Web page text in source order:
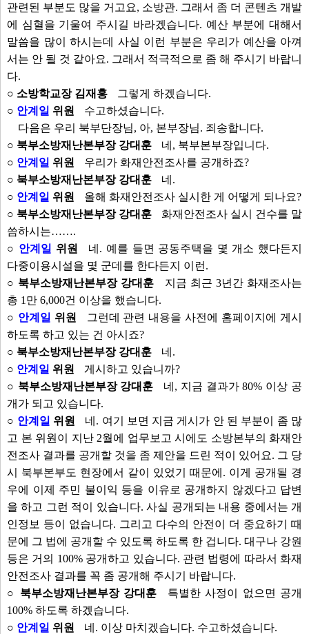
관련된 부분도 많을 거고요, 소방관. 그래서 좀 더 콘텐츠 개발
에 심혈을 기울여 주시길 바라겠습니다. 예산 부분에 대해서
말씀을 많이 하시는데 사실 이런 부분은 우리가 예산을 아껴
서는 안 될 것 같아요. 그래서 적극적으로 좀 해 주시기 바랍니
다.
○ 소방학교장 김재홍
그렇게 하겠습니다.
○ 안계일 위원
수고하셨습니다.
다음은 우리 북부단장님, 아, 본부장님. 죄송합니다.
○ 북부소방재난본부장 강대훈
네, 북부본부장입니다.
○ 안계일 위원
우리가 화재안전조사를 공개하죠?
○ 북부소방재난본부장 강대훈
네.
○ 안계일 위원
올해 화재안전조사 실시한 게 어떻게 되나요?
○ 북부소방재난본부장 강대훈
화재안전조사 실시 건수를 말
씀하시는…….
○ 안계일 위원
네. 예를 들면 공동주택을 몇 개소 했다든지
다중이용시설을 몇 군데를 한다든지 이런.
○ 북부소방재난본부장 강대훈
지금 최근 3년간 화재조사는
총 1만 6,000건 이상을 했습니다.
○ 안계일 위원
그런데 관련 내용을 사전에 홈페이지에 게시
하도록 하고 있는 건 아시죠?
○ 북부소방재난본부장 강대훈
네.
○ 안계일 위원
게시하고 있습니까?
○ 북부소방재난본부장 강대훈
네, 지금 결과가 80% 이상 공
개가 되고 있습니다.
○ 안계일 위원
네. 여기 보면 지금 게시가 안 된 부분이 좀 많
고 본 위원이 지난 2월에 업무보고 시에도 소방본부의 화재안
전조사 결과를 공개할 것을 좀 제안을 드린 적이 있어요. 그 당
시 북부본부도 현장에서 같이 있었기 때문에. 이게 공개될 경
우에 이제 주민 불이익 등을 이유로 공개하지 않겠다고 답변
을 하고 그런 적이 있습니다. 사실 공개되는 내용 중에서는 개
인정보 등이 없습니다. 그리고 다수의 안전이 더 중요하기 때
문에 그 법에 공개할 수 있도록 하도록 한 겁니다. 대구나 강원
등은 거의 100% 공개하고 있습니다. 관련 법령에 따라서 화재
안전조사 결과를 꼭 좀 공개해 주시기 바랍니다.
○ 북부소방재난본부장 강대훈
특별한 사정이 없으면 공개
100% 하도록 하겠습니다.
○ 안계일 위원
네. 이상 마치겠습니다. 수고하셨습니다.